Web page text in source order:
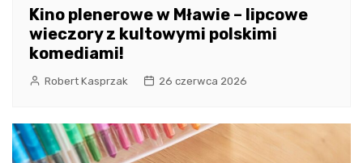
Kino plenerowe w Mławie – lipcowe
wieczory z kultowymi polskimi
komediami!
Robert Kasprzak 26 czerwca 2026